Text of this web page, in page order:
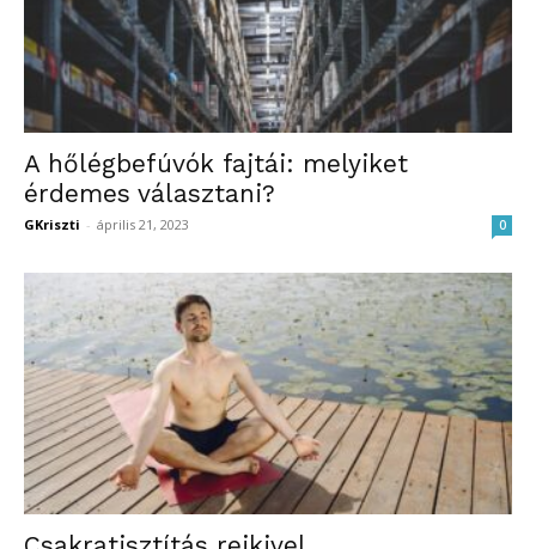
A hőlégbefúvók fajtái: melyiket
érdemes választani?
GKriszti - április 21, 2023 0